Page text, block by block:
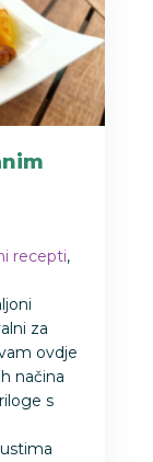
recepti,
za
ovdje
načina
s